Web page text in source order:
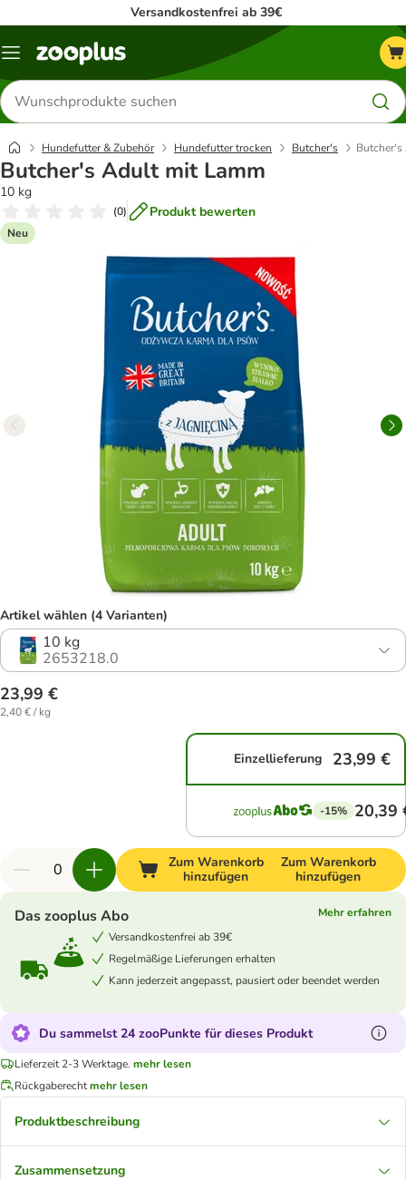
Versandkostenfrei ab 39€
Menü
Produkte
suchen
Hundefutter & Zubehör Hundefutter trocken Butcher's
Butcher's Adult mit Lamm
10 kg
(0) Produkt bewerten
Neu
Artikel wählen (4 Varianten)
10 kg
2653218.0
23,99 €
2,40 € / kg
Einzellieferung 23,99 €
-15% 20,39
Zum Warenkorb
hinzufügen
Zum Warenkorb
hinzufügen
Das zooplus Abo
Mehr erfahren
Versandkostenfrei ab 39€
Regelmäßige Lieferungen erhalten
Kann jederzeit angepasst, pausiert oder beendet werden
Du sammelst 24 zooPunkte für dieses Produkt
Lieferzeit 2-3 Werktage. mehr lesen
Rückgaberechtmehr lesen
Produktbeschreibung
Zusammensetzung